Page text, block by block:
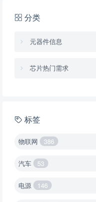
分类
元器件信息
芯片热门需求
标签
物联网 386
汽车 53
电源 146